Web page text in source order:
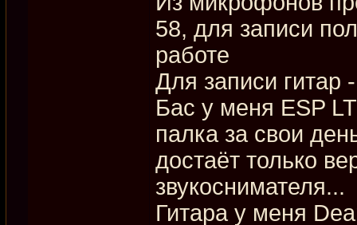
58, для записи
работе
Для записи гитар
Бас у меня ESP
палка за свои
достаёт только
звукоснимателя...
Гитара у меня